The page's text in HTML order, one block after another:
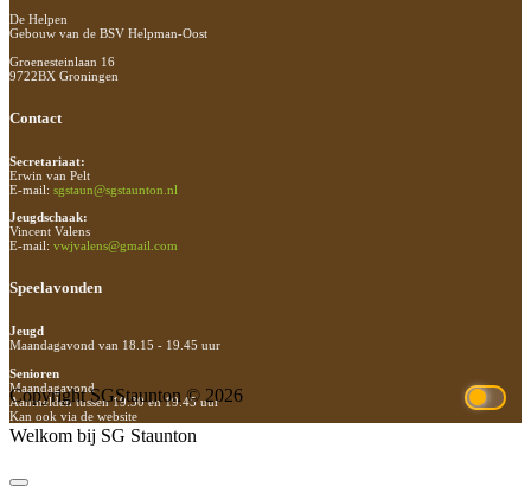
De Helpen
Gebouw van de BSV Helpman-Oost
Groenesteinlaan 16
9722BX Groningen
Contact
Secretariaat:
Erwin van Pelt
E-mail: sgstaun@sgstaunton.nl
Jeugdschaak:
Vincent Valens
E-mail: vwjvalens@gmail.com
Speelavonden
Jeugd
Maandagavond van 18.15 - 19.45 uur
Senioren
Maandagavond
Aanmelden tussen 19.30 en 19.45 uur
Kan ook via de website
Copyright SGStaunton © 2026
Welkom bij SG Staunton